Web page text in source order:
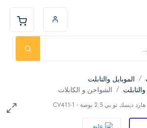
الموبايل والتابلت
الشواحن و الكابلات